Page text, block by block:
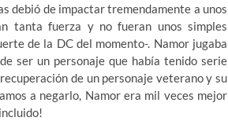
debió de impactar tremendamente a unos
tanta fuerza y no fueran unos simples
de la DC del momento-. Namor jugaba
ser un personaje que había tenido serie
de un personaje veterano y su
a negarlo, Namor era mil veces mejor